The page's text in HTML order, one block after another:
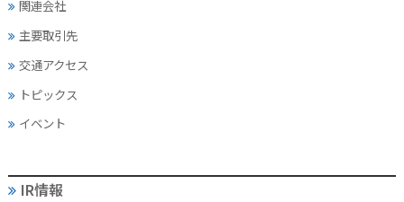
関連会社
主要取引先
交通アクセス
トピックス
イベント
IR情報